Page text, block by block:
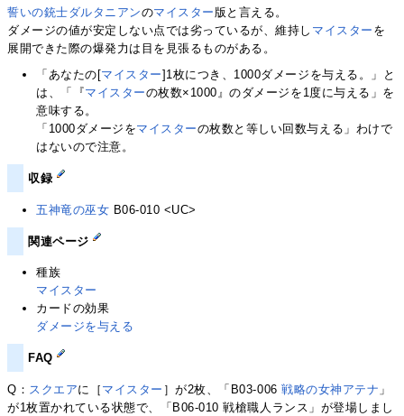
誓いの銃士ダルタニアンのマイスター 版と言える。
ダメージの値が安定しない点では劣っているが、維持し マイスター を
展開できた際の爆発力は目を見張るものがある。
「あなたの[マイスター]1枚につき、1000ダメージを与える。」と
は、「『マイスターの枚数×1000』のダメージを1度に与える」を
意味する。
「1000ダメージをマイスターの枚数と等しい回数与える」わけで
はないので注意。
収録
五神竜の巫女 B06-010 <UC>
関連ページ
種族
マイスター
カードの効果
ダメージを与える
FAQ
Q： スクエアに［ マイスター ］が2枚、「B03-006戦略の女神アテナ 」
が1枚置かれている状態で、「B06-010 戦槍職人ランス」が登場しまし